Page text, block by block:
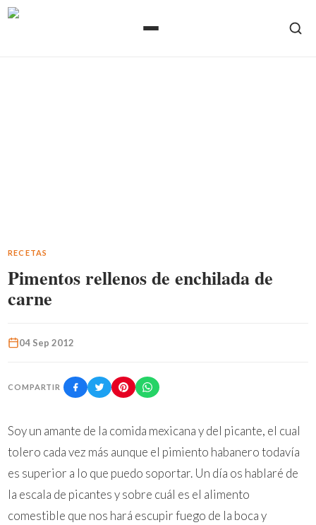
RECETAS
Pimentos rellenos de enchilada de
carne
04 Sep 2012
COMPARTIR
Soy un amante de la comida mexicana y del picante, el cual
tolero cada vez más aunque el pimiento habanero todavía
es superior a lo que puedo soportar. Un día os hablaré de
la escala de picantes y sobre cuál es el alimento
comestible que nos hará escupir fuego de la boca y